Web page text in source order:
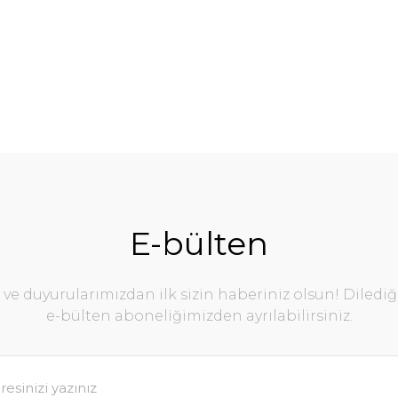
E-bülten
ve duyurularımızdan ilk sizin haberiniz olsun!
e-bülten aboneliğimizden ayrılabilirsiniz.